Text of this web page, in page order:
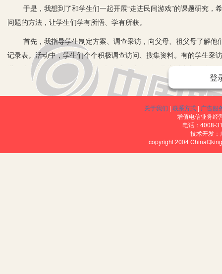
于是，我想到了和学生们一起开展“走进民间游戏”的课题研究，
问题的方法，让学生们学有所悟、学有所获。
首先，我指导学生制定方案、调查采访，向父母、祖父母了解他
记录表。活动中，学生们个个积极调查访问、搜集资料。有的学生
讲了他们童年时的趣事。调查汇报会上，李晓彤同学告诉大家，她
大家展示了38种玩法。针对学生在调查采访中提出的游戏渊源、价
多学生不知所措，表现出辨别信息和取舍信息能力比较差、搜集资
动中，我过于注重上网方法和技术的指导，而忽略了辨别信息和取
站推荐资料，使学生不仅是网上信息的获取者，还成为了提供者，
中陈宗琪同学的“行将消失的民间游戏”视频受到了其他同学的喜爱
蚕豆”“跳房子”“炒黄豆”“猫捉老鼠”等。体验游戏规划时，学生们发
登
关于我们 | 联系方式 | 广告服
增值电信业务经
电话：4008-
技术开发：
copyright 2004